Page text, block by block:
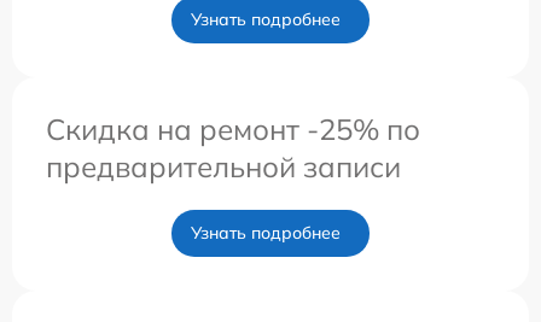
Узнать подробнее
Скидка на ремонт -25% по
предварительной записи
Узнать подробнее